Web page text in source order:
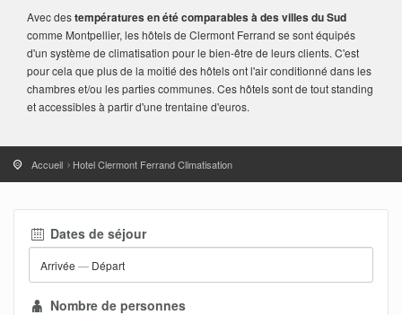
Avec destempératures en été comparables à des villes du Sud
comme Montpellier, les hôtels de Clermont Ferrand se sont équipés
d'un système de climatisation pour le bien-être de leurs clients. C'est
pour cela que plus de la moitié des hôtels ont l'air conditionné dans les
chambres et/ou les parties communes. Ces hôtels sont de tout standing
et accessibles à partir d'une trentaine d'euros.
Accueil Hotel Clermont Ferrand Climatisation
Dates de séjour
Arrivée — Départ
Nombre de personnes